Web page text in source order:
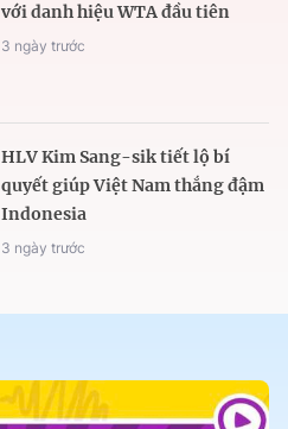
với danh hiệu WTA đầu tiên
3 ngày trước
HLV Kim Sang-sik tiết lộ bí
quyết giúp Việt Nam thắng đậm
Indonesia
3 ngày trước